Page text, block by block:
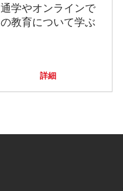
通学やオンラインで
の教育について学ぶ
詳細